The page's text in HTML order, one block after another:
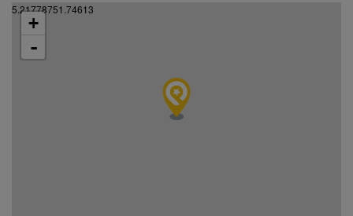
5.21778751.74613
+
-